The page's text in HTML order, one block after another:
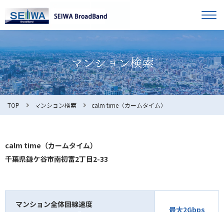
オーナー様へ
入居者様へ
お知らせ
利用規約
TOP マンション検索 calm time（カームタイム）
calm time（カームタイム）
千葉県鎌ケ谷市南初富2丁目2-33
マンション全体回線速度
最大2Gbps